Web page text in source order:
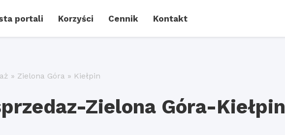
portali Korzyści Cennik Kontakt
» Zielona Góra » Kiełpin
Zielona Góra-Kiełpin